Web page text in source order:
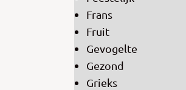
Frans
Fruit
Gevogelte
Gezond
Grieks